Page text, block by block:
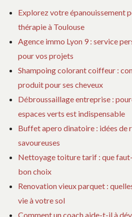
votre
quotidien
PEUT
APAISER
QUOTIDIEN
Explorez votre épanouissement
thérapie à Toulouse
Agence immo Lyon 9 : service
pour vos projets
Shampoing colorant coiffeur :
produit pour ses cheveux
Débroussaillage entreprise :
espaces verts est indispensable
Buffet apero dinatoire : idées de
savoureuses
Nettoyage toiture tarif : que
bon choix
Renovation vieux parquet :
vie à votre sol
Comment un coach aide-t-il à